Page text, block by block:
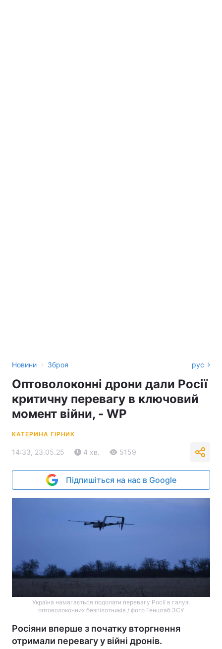
Новини › Зброя рус
Оптоволоконні дрони дали Росії
критичну перевагу в ключовий
момент війни, - WP
КАТЕРИНА ГІРНИК
14:33, 23.05.25 4 хв. 5159
Підпишіться на нас в Google
Україна намагається подолати перевагу Росії в галузі
оптоволоконних безпілотників / фото Генштаб ЗСУ
Росіяни вперше з початку вторгнення
отримали перевагу у війні дронів.